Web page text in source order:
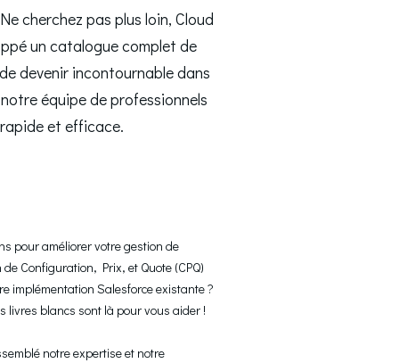
cherchez pas plus loin, Cloud
un catalogue complet de
devenir incontournable dans
équipe de professionnels
et efficace.
pour améliorer votre gestion de
Configuration, Prix, et Quote (CPQ)
implémentation Salesforce existante ?
livres blancs sont là pour vous aider !
notre expertise et notre